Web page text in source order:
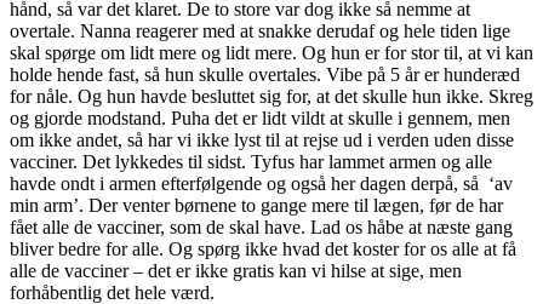
hånd, så var det klaret. De to store var dog ikke så nemme at
overtale. Nanna reagerer med at snakke derudaf og hele tiden lige
skal spørge om lidt mere og lidt mere. Og hun er for stor til, at vi kan
holde hende fast, så hun skulle overtales. Vibe på 5 år er hunderæd
for nåle. Og hun havde besluttet sig for, at det skulle hun ikke. Skreg
og gjorde modstand. Puha det er lidt vildt at skulle i gennem, men
om ikke andet, så har vi ikke lyst til at rejse ud i verden uden disse
vacciner. Det lykkedes til sidst. Tyfus har lammet armen og alle
havde ondt i armen efterfølgende og også her dagen derpå, så ‘av
min arm’. Der venter børnene to gange mere til lægen, før de har
fået alle de vacciner, som de skal have. Lad os håbe at næste gang
bliver bedre for alle. Og spørg ikke hvad det koster for os alle at få
alle de vacciner – det er ikke gratis kan vi hilse at sige, men
forhåbentlig det hele værd.